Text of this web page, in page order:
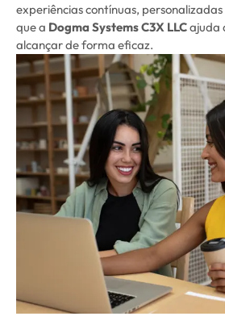
experiências contínuas,
que a Dogma Systems C3X LLCajuda
alcançar de forma eficaz.